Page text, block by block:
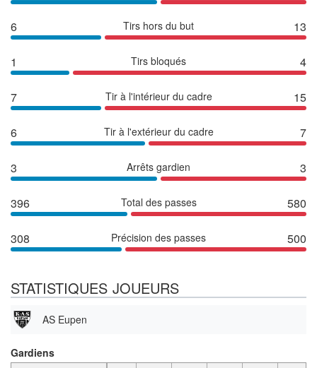
6 Tirs hors du but 13
1 Tirs bloqués 4
7 Tir à l'intérieur du cadre 15
6 Tir à l'extérieur du cadre 7
3 Arrêts gardien 3
396 Total des passes 580
308 Précision des passes 500
STATISTIQUES JOUEURS
AS Eupen
Gardiens